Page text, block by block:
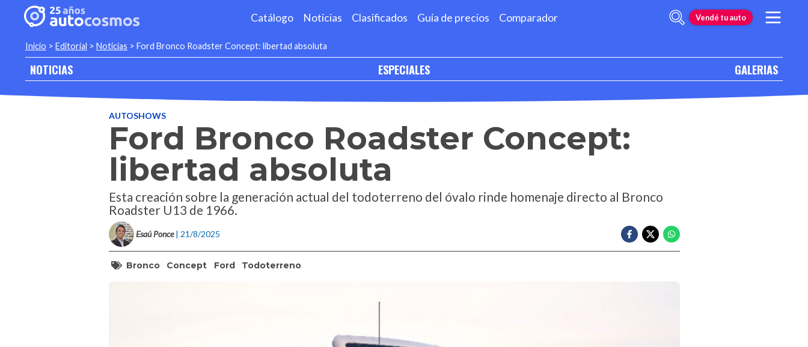
Catálogo Noticias Clasificados Guía de precios Comparador Vendé tu auto
Inicio > Editorial > Noticias > Ford Bronco Roadster Concept: libertad absoluta
NOTICIAS ESPECIALES GALERIAS
AUTOSHOWS
Ford Bronco Roadster Concept:
libertad absoluta
Esta creación sobre la generación actual del todoterreno del óvalo rinde homenaje directo al Bronco
Roadster U13 de 1966.
Esaú Ponce | 21/8/2025
Bronco Concept Ford Todoterreno